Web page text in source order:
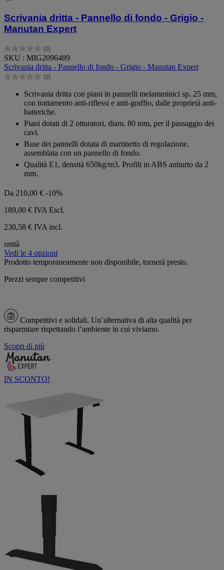
Scrivania dritta - Pannello di fondo - Grigio -
Manutan Expert
(0)
0.0
su
5
stelle.
SKU : MIG2096489
Scrivania dritta - Pannello di fondo - Grigio - Manutan Expert
(0)
0.0
Scrivania dritta con piani in pannelli melamminici sp. 25 mm,
con trattamento anti-riflessi e anti-graffio, dalle proprietà anti-
batteriche.
Piani dotati di 2 otturatori, diam. 80 mm, per il passaggio dei
cavi.
Base dei pannelli dotata di martinetto di regolazione,
assemblata con un pannello di fondo.
Qualità E1, densità 650kg/m3. Profili in ABS antiurto da 2
mm.
Da 210,00 € -10%
189,00 € IVA Escl.
230,58 € IVA incl.
unità
Vedi le 4 opzioni
Prodotto temporaneamente non disponibile, tornerà presto.
Prezzi sempre competitivi
Competitivi e solidali. Un’alternativa di alta qualità per
risparmiare rispettando l’ambiente in cui viviamo.
Scopri di più
IN SCONTO!